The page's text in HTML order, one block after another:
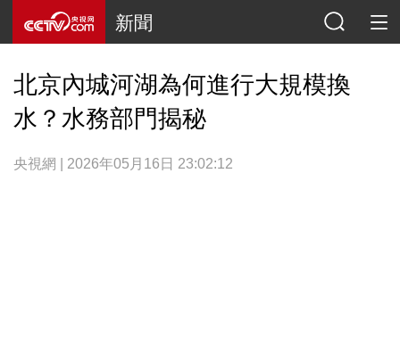
新聞
北京內城河湖為何進行大規模換
水？水務部門揭秘
央視網 | 2026年05月16日 23:02:12